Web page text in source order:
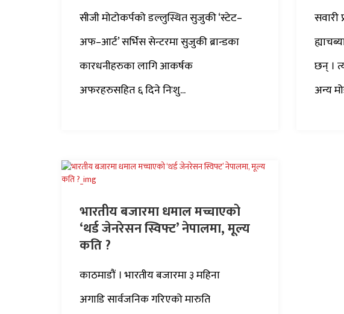
सीजी मोटोकर्पको डल्लुस्थित सुजुकी ‘स्टेट–
अफ–आर्ट’ सर्भिस सेन्टरमा सुजुकी ब्रान्डका
कारधनीहरुका लागि आकर्षक
अफरहरुसहित ६ दिने निःशु...
सवारी
छन् ।
अन्य
भारतीय बजारमा धमाल मच्चाएको
‘थर्ड जेनरेसन स्विफ्ट’ नेपालमा, मूल्य
कति ?
काठमाडौं । भारतीय बजारमा ३ महिना
अगाडि सार्वजनिक गरिएको मारुति